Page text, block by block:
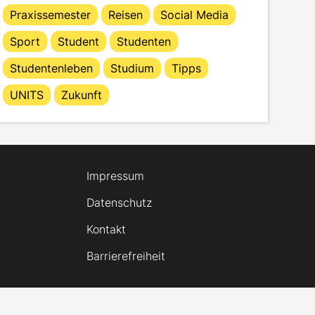
Praxissemester
Reisen
Social Media
Sport
Student
Studenten
Studentenleben
Studium
Tipps
UNITS
Zukunft
Impressum
Datenschutz
Kontakt
Barrierefreiheit